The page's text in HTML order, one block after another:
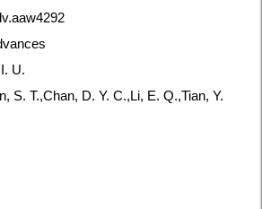
U.
S. T.,Chan, D. Y. C.,Li, E. Q.,Tian, Y.